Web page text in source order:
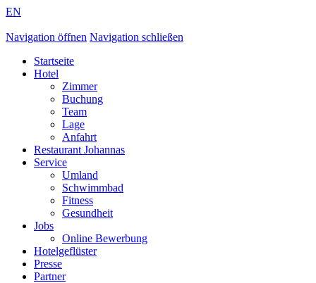
EN
Navigation öffnen Navigation schließen
Startseite
Hotel
Zimmer
Buchung
Team
Lage
Anfahrt
Restaurant Johannas
Service
Umland
Schwimmbad
Fitness
Gesundheit
Jobs
Online Bewerbung
Hotelgeflüster
Presse
Partner